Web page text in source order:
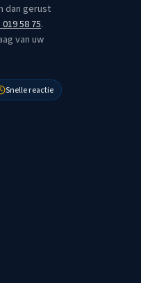
dan gerust
58 75.
van uw
Snelle reactie